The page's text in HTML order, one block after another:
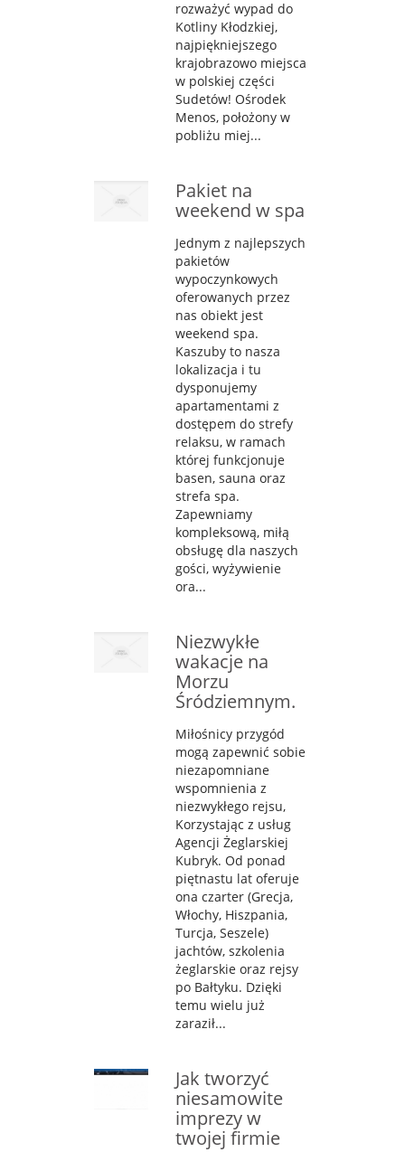
rozważyć wypad do
Kotliny Kłodzkiej,
najpiękniejszego
krajobrazowo miejsca
w polskiej części
Sudetów! Ośrodek
Menos, położony w
pobliżu miej...
Pakiet na
weekend w spa
Jednym z najlepszych
pakietów
wypoczynkowych
oferowanych przez
nas obiekt jest
weekend spa.
Kaszuby to nasza
lokalizacja i tu
dysponujemy
apartamentami z
dostępem do strefy
relaksu, w ramach
której funkcjonuje
basen, sauna oraz
strefa spa.
Zapewniamy
kompleksową, miłą
obsługę dla naszych
gości, wyżywienie
ora...
Niezwykłe
wakacje na
Morzu
Śródziemnym.
Miłośnicy przygód
mogą zapewnić sobie
niezapomniane
wspomnienia z
niezwykłego rejsu,
Korzystając z usług
Agencji Żeglarskiej
Kubryk. Od ponad
piętnastu lat oferuje
ona czarter (Grecja,
Włochy, Hiszpania,
Turcja, Seszele)
jachtów, szkolenia
żeglarskie oraz rejsy
po Bałtyku. Dzięki
temu wielu już
zaraził...
Jak tworzyć
niesamowite
imprezy w
twojej firmie